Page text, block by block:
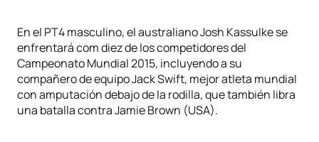
En el PT4 masculino, el australiano Josh Kassulke se
enfrentará com diez de los competidores del
Campeonato Mundial 2015, incluyendo a su
compañero de equipo Jack Swift, mejor atleta mundial
con amputación debajo de la rodilla, que también libra
una batalla contra Jamie Brown (USA).